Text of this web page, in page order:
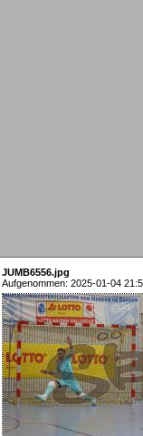
JUMB6556.jpg
Aufgenommen: 2025-01-04